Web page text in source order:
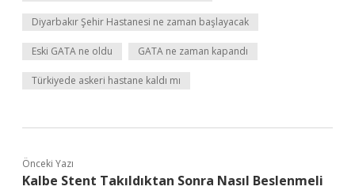
Diyarbakır Şehir Hastanesi ne zaman başlayacak
Eski GATA ne oldu GATA ne zaman kapandı
Türkiyede askeri hastane kaldı mı
Önceki Yazı
Kalbe Stent Takıldıktan Sonra Nasıl Beslenmeli